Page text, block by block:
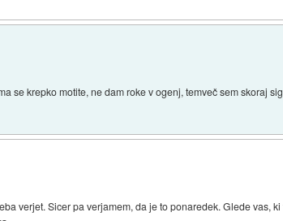
se krepko motite, ne dam roke v ogenj, temveč sem skoraj
verjet. Sicer pa verjamem, da je to ponaredek. Glede vas,